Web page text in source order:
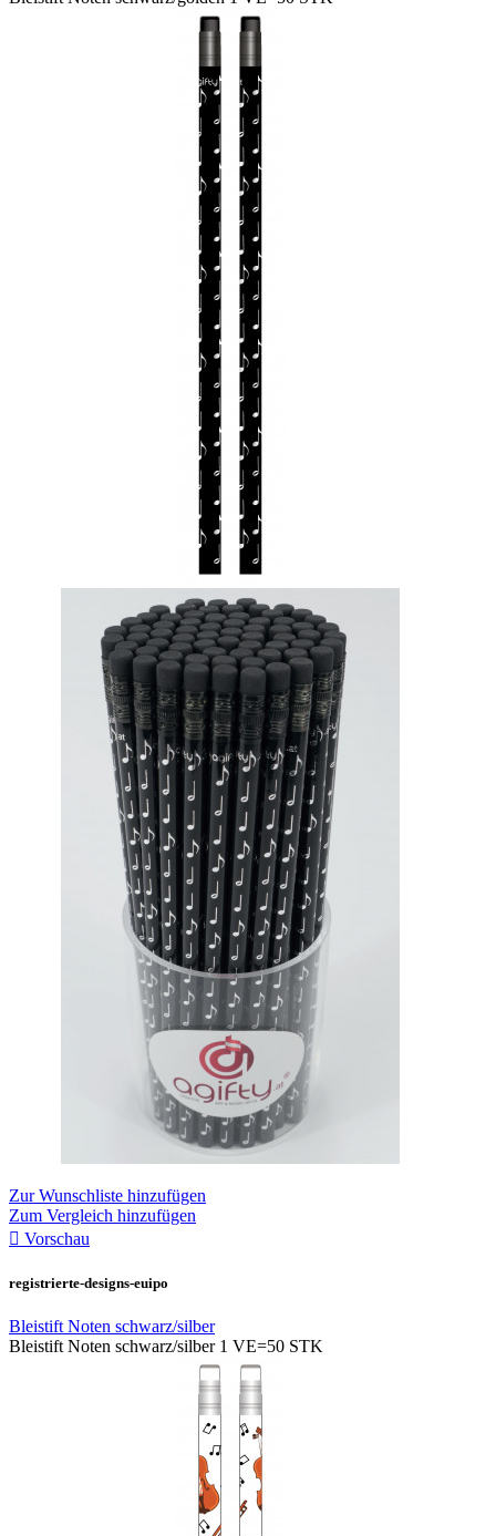
Zur Wunschliste hinzufügen
Zum Vergleich hinzufügen
 Vorschau
registrierte-designs-euipo
Bleistift Noten schwarz/silber
Bleistift Noten schwarz/silber 1 VE=50 STK